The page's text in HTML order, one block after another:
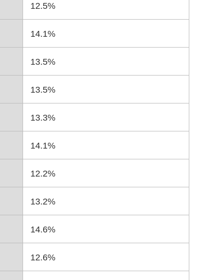
12.5%
14.1%
13.5%
13.5%
13.3%
14.1%
12.2%
13.2%
14.6%
12.6%